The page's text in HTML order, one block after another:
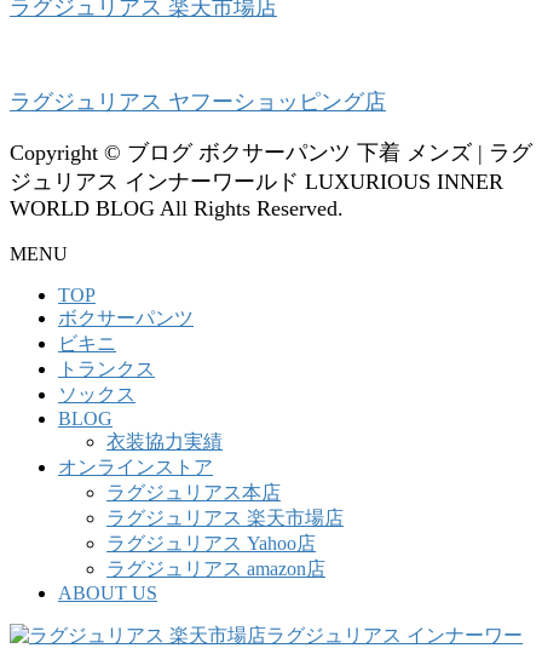
ラグジュリアス 楽天市場店
ラグジュリアス ヤフーショッピング店
Copyright © ブログ ボクサーパンツ 下着 メンズ | ラグ
ジュリアス インナーワールド LUXURIOUS INNER
WORLD BLOG All Rights Reserved.
MENU
TOP
ボクサーパンツ
ビキニ
トランクス
ソックス
BLOG
衣装協力実績
オンラインストア
ラグジュリアス本店
ラグジュリアス 楽天市場店
ラグジュリアス Yahoo店
ラグジュリアス amazon店
ABOUT US
ラグジュリアス インナーワー